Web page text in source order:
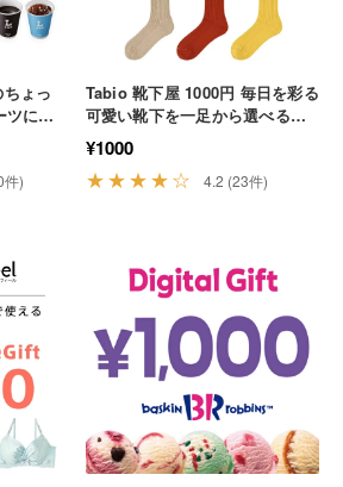
ょっ
ツに使
ビニ
件)
Tabio 靴下屋 1000円 毎日を彩る
可愛い靴下を一足から選べる幸
せなデジタルチケット ファッシ
ョン プチギフト
¥1000
★★★★☆ 4.2 (23件)